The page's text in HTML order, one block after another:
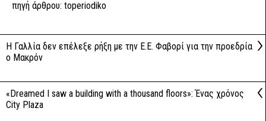
πηγή άρθρου: toperiodiko
Η Γαλλία δεν επέλεξε ρήξη με την Ε.Ε. Φαβορί για την προεδρία
ο Μακρόν
«Dreamed I saw a building with a thousand floors»: Ένας χρόνος
City Plaza